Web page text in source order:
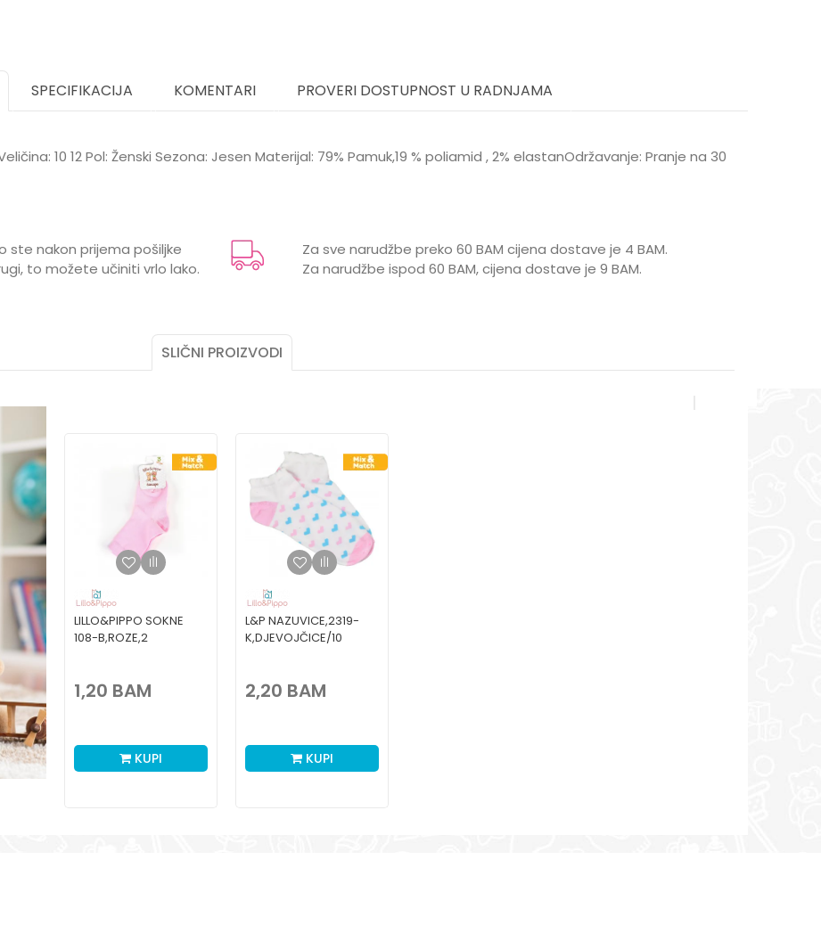
SPECIFIKACIJA KOMENTARI PROVERI DOSTUPNOST U RADNJAMA
10 12 Pol: Ženski Sezona: Jesen Materijal: 79% Pamuk,19 % poliamid , 2% elastanOdržavanje: Pranje na 30
LILLO&PIPPO
ste nakon prijema pošiljke
to možete učiniti vrlo lako.
Za sve narudžbe preko 60 BAM cijena dostave je 4 BAM.
Za narudžbe ispod 60 BAM, cijena dostave je 9 BAM.
SLIČNI PROIZVODI
LILLO&PIPPO SOKNE
108-B,ROZE,2
1,20 BAM
KUPI
L&P NAZUVICE,2319-
K,DJEVOJČICE/10
2,20 BAM
KUPI